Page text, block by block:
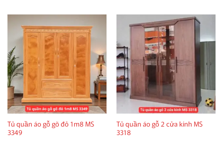
Tủ quần áo gỗ gõ đỏ 1m8 MS
3349
Tủ quần áo gỗ 2 cửa kính MS
3318